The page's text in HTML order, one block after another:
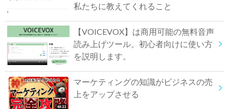
私たちに教えてくれること
【VOICEVOX】は商用可能の無料音声
読み上げツール。初心者向けに使い方
を説明します。
マーケティングの知識がビジネスの売
上をアップさせる